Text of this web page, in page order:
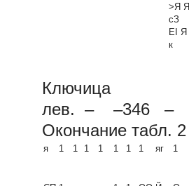
>Я
сЗ
EI
к
Ключица
лев. – –346
Окончание табл. 2
я 1 1 1 1 1 1 1 яг 1